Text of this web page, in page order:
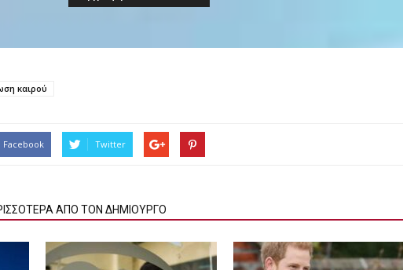
καιρού
Facebook Twitter
ΑΠΟ ΤΟΝ ΔΗΜΙΟΥΡΓΟ